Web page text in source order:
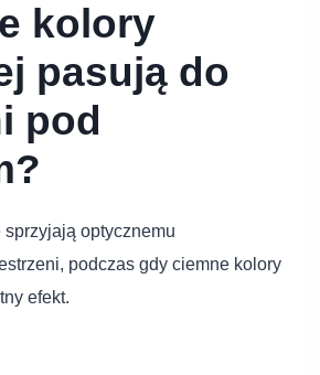
kolory
pasują do
pod
optycznemu
podczas gdy ciemne kolory
efekt.